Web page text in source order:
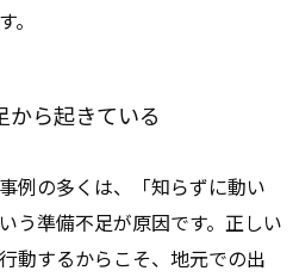
から起きている
例の多くは、「知らずに動い
う準備不足が原因です。正しい
動するからこそ、地元での出